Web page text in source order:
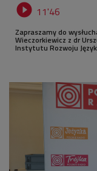
 11'46
Zapraszamy do
Wieczorkiewicz z dr
Instytutu Rozwoju